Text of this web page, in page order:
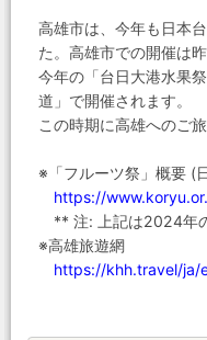
高雄市は、今年も日本
た。高雄市での開催は
今年の「台日大港水果
道」で開催されます。
この時期に高雄へのご
※「フルーツ祭」概要 (
https://
** 注: 上記は2024年
※高雄旅遊網
https://khh.travel/ja/